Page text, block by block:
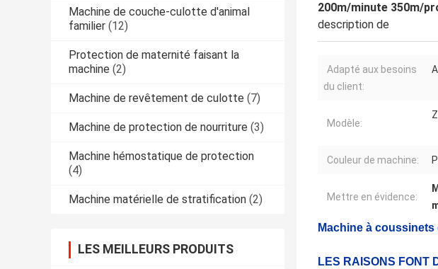
Machine de couche-culotte d'animal
familier (12)
Protection de maternité faisant la
machine (2)
Machine de revêtement de culotte (7)
Machine de protection de nourriture (3)
Machine hémostatique de protection
(4)
Machine matérielle de stratification (2)
LES MEILLEURS PRODUITS
200m/minute 350m/
description de
Adapté aux besoins
du client:
Modèle:
Couleur de machine:
Mettre en évidence:
Machine à coussinets
LES RAISONS FONT